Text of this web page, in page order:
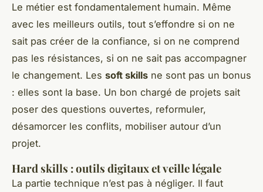
Le métier est fondamentalement humain. Même
avec les meilleurs outils, tout s’effondre si on ne
sait pas créer de la confiance, si on ne comprend
pas les résistances, si on ne sait pas accompagner
le changement. Les soft skills ne sont pas un bonus
: elles sont la base. Un bon chargé de projets sait
poser des questions ouvertes, reformuler,
désamorcer les conflits, mobiliser autour d’un
projet.
Hard skills : outils digitaux et veille légale
La partie technique n’est pas à négliger. Il faut